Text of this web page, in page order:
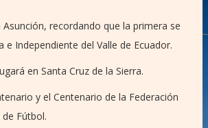
recordando que la primera se
Independiente del Valle de Ecuador.
en Santa Cruz de la Sierra.
y el Centenario de la Federación
Fútbol.